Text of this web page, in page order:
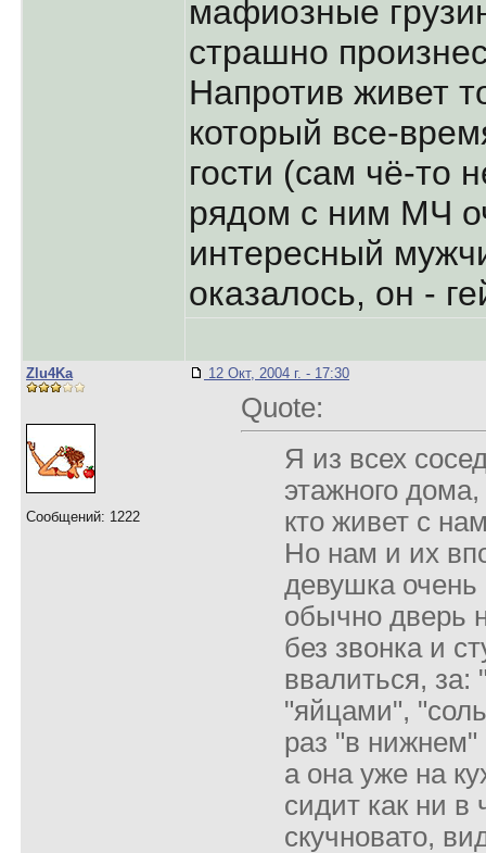
мафиозные
страшно
Напротив живет
который все-
гости (сам чё-то
рядом с ним МЧ
интересный
оказалось, он -
Zlu4Ka
Сообщений: 1222
12 Окт, 2004 г. - 17:30
Quote:
Я из всех
этажного
кто живет с
Но нам и их
девушка
обычно дверь
без звонка и
ввалиться, за:
"яйцами",
раз "в
а она уже на
сидит как ни
скучновато,